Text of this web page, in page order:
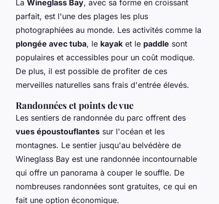
La Wineglass Bay, avec sa forme en croissant
parfait, est l'une des plages les plus
photographiées au monde. Les activités comme la
plongée avec tuba, le kayak et le paddle sont
populaires et accessibles pour un coût modique.
De plus, il est possible de profiter de ces
merveilles naturelles sans frais d'entrée élevés.
Randonnées et points de vue
Les sentiers de randonnée du parc offrent des
vues époustouflantes sur l'océan et les
montagnes. Le sentier jusqu'au belvédère de
Wineglass Bay est une randonnée incontournable
qui offre un panorama à couper le souffle. De
nombreuses randonnées sont gratuites, ce qui en
fait une option économique.